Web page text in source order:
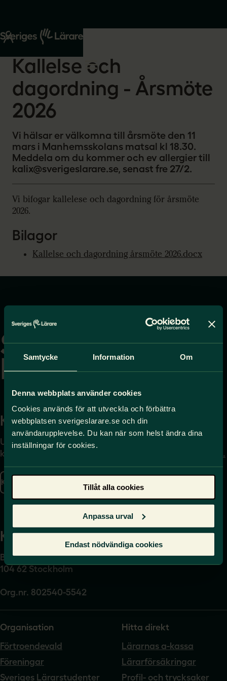
Samtycke Information Om
Denna webbplats använder cookies
Cookies används för att utveckla och förbättra
webbplatsen sverigeslarare.se och din
användarupplevelse. Du kan när som helst ändra dina
inställningar för cookies.
Tillåt alla cookies
Anpassa urval
Endast nödvändiga cookies
Start
Om oss
2026-02-24
Kallelse och
dagordning - Årsmöte
2026
Vi hälsar er välkomna till årsmöte den 11
mars i Manhemsskolans matsal kl 18.30.
Meddela om du kommer och ev allergier till
kalix@sverigeslarare.se, senast fre 27/2.
Vi bifogar kallelese och dagordning för årsmöte
2026.
Bilagor
Kallelse och dagordning årsmöte 2026.docx
startsidan
Kontakta
Uppgifter om hur du
kontaktar oss finns här.
Kontakta oss
Press
press@sverigeslarare.
se
Kansli
Box 17061
104 62 Stockholm
Org.nr. 802540-5542
Organisation
Förtroendevald
Föreningar
Sveriges Lärarstudenter
Hitta direkt
Lärarnas a-kassa
Lärarförsäkringar
Profil- och trycksaker